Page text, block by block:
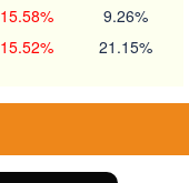
15.58% 9.26%
15.52% 21.15%